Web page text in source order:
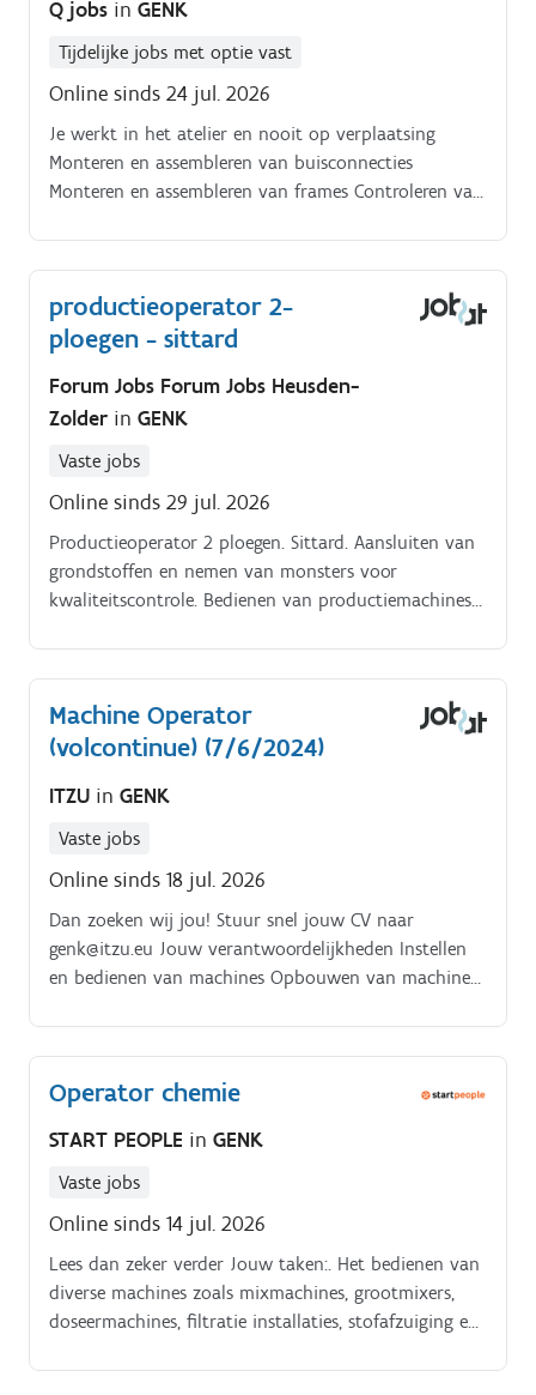
Q jobs in GENK
Tijdelijke jobs met optie vast
Online sinds 24 jul. 2026
Je werkt in het atelier en nooit op verplaatsing
Monteren en assembleren van buisconnecties
Monteren en assembleren van frames Controleren van
van geproduceerde stukken. Uitvoeren van
kwaliteitscontroles
productieoperator 2-
ploegen - sittard
Forum Jobs Forum Jobs Heusden-
Zolder in GENK
Vaste jobs
Online sinds 29 jul. 2026
Productieoperator 2 ploegen. Sittard. Aansluiten van
grondstoffen en nemen van monsters voor
kwaliteitscontrole. Bedienen van productiemachines
Machine Operator
(volcontinue) (7/6/2024)
ITZU in GENK
Vaste jobs
Online sinds 18 jul. 2026
Dan zoeken wij jou! Stuur snel jouw CV naar
genk@itzu.eu Jouw verantwoordelijkheden Instellen
en bedienen van machines Opbouwen van machines
Ben jij technisch onderlegd?
Operator chemie
START PEOPLE in GENK
Vaste jobs
Online sinds 14 jul. 2026
Lees dan zeker verder Jouw taken:. Het bedienen van
diverse machines zoals mixmachines, grootmixers,
doseermachines, filtratie installaties, stofafzuiging en